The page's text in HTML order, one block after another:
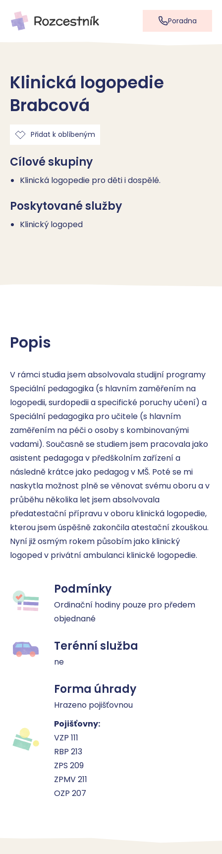
Poradna
Klinická logopedie
Brabcová
Přidat k oblíbeným
Cílové skupiny
Klinická logopedie pro děti i dospělé.
Poskytované služby
Klinický logoped
Popis
V rámci studia jsem absolvovala studijní programy
Speciální pedagogika (s hlavním zaměřením na
logopedii, surdopedii a specifické poruchy učení) a
Speciální pedagogika pro učitele (s hlavním
zaměřením na péči o osoby s kombinovanými
vadami). Současně se studiem jsem pracovala jako
asistent pedagoga v předškolním zařízení a
následně krátce jako pedagog v MŠ. Poté se mi
naskytla možnost plně se věnovat svému oboru a v
průběhu několika let jsem absolvovala
předatestační přípravu v oboru klinická logopedie,
kterou jsem úspěšně zakončila atestační zkouškou.
Nyní již osmým rokem působím jako klinický
logoped v privátní ambulanci klinické logopedie.
Podmínky
Ordinační hodiny pouze pro předem
objednané
Terénní služba
ne
Forma úhrady
Hrazeno pojišťovnou
Pojišťovny:
VZP 111
RBP 213
ZPS 209
ZPMV 211
OZP 207